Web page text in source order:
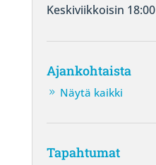
Keskiviikkoisin 18:00
Ajankohtaista
Näytä kaikki
Tapahtumat